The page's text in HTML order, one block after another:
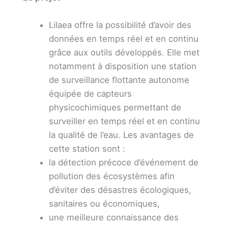
Lilaea offre la possibilité d’avoir des
données en temps réel et en continu
grâce aux outils développés. Elle met
notamment à disposition une station
de surveillance flottante autonome
équipée de capteurs
physicochimiques permettant de
surveiller en temps réel et en continu
la qualité de l’eau. Les avantages de
cette station sont :
la détection précoce d’événement de
pollution des écosystèmes afin
d’éviter des désastres écologiques,
sanitaires ou économiques,
une meilleure connaissance des